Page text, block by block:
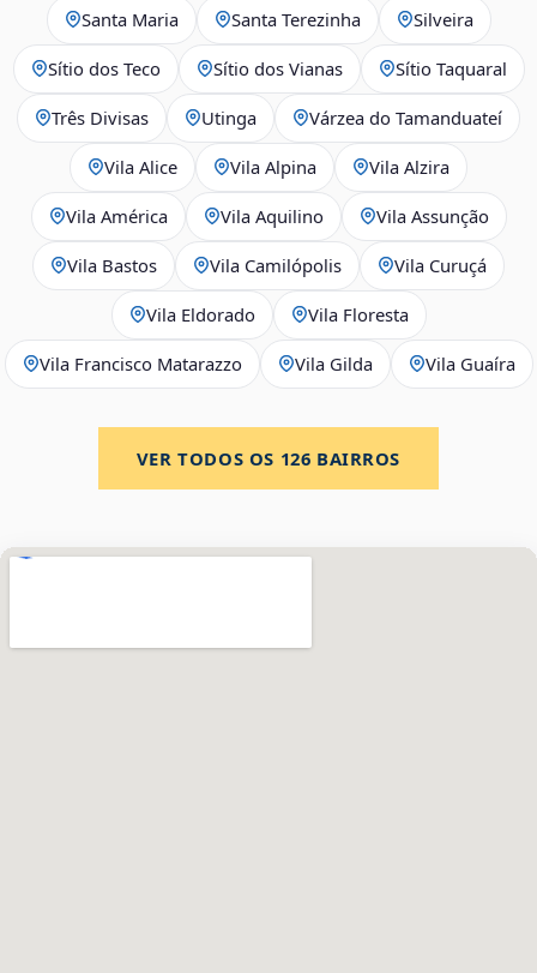
Santa Maria Santa Terezinha Silveira
Sítio dos Teco Sítio dos Vianas Sítio Taquaral
Três Divisas Utinga Várzea do Tamanduateí
Vila Alice Vila Alpina Vila Alzira
Vila América Vila Aquilino Vila Assunção
Vila Bastos Vila Camilópolis Vila Curuçá
Vila Eldorado Vila Floresta
Vila Francisco Matarazzo Vila Gilda Vila Guaíra
VER TODOS OS 126 BAIRROS